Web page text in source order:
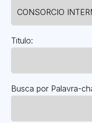
Titulo:
Busca por Palavra-